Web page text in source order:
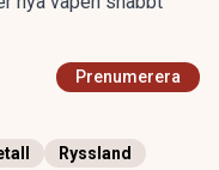
Prenumerera
Ryssland